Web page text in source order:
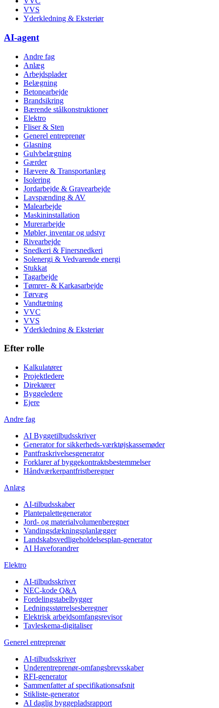
VVS
Yderkledning & Eksteriør
AI-agent
Andre fag
Anlæg
Arbejdsplader
Belægning
Betonearbejde
Brandsikring
Bærende stålkonstruktioner
Elektro
Fliser & Sten
Generel entreprenør
Glasning
Gulvbelægning
Gærder
Hævere & Transportanlæg
Isolering
Jordarbejde & Gravearbejde
Lavspænding & AV
Malearbejde
Maskininstallation
Murerarbejde
Møbler, inventar og udstyr
Rivearbejde
Snedkeri & Finersnedkeri
Solenergi & Vedvarende energi
Stukkat
Tagarbejde
Tømrer- & Karkasarbejde
Tørvæg
Vandtætning
VVC
VVS
Yderkledning & Eksteriør
Efter rolle
Kalkulatører
Projektledere
Direktører
Byggeledere
Ejere
Andre fag
AI Byggetilbudsskriver
Generator for sikkerheds-værktøjskassemøder
Pantfraskrivelsesgenerator
Forklarer af byggekontraktsbestemmelser
Håndværkerpantfristberegner
Anlæg
AI-tilbudsskaber
Plantepalettegenerator
Jord- og materialvolumenberegner
Vandingsdækningsplanlægger
Landskabsvedligeholdelsesplan-generator
AI Haveforandrer
Elektro
AI-tilbudsskriver
NEC-kode Q&A
Fordelingstabelbygger
Ledningsstørrelsesberegner
Elektrisk arbejdsomfangsrevisor
Tavleskema-digitaliser
Generel entreprenør
AI-tilbudsskriver
Underentreprenør-omfangsbrevsskaber
RFI-generator
Sammenfatter af specifikationsafsnit
Stikliste-generator
AI daglig byggepladsrapport